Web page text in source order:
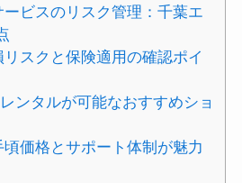
ビスのリスク管理：千葉エ
スクと保険適用の確認ポイ
ンタルが可能なおすすめショ
価格とサポート体制が魅力